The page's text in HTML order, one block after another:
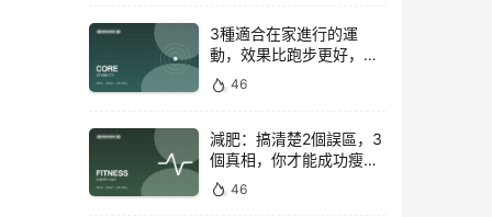
3種適合在家進行的運
動，效果比跑步更好，是
公認的脂肪殺手！
46
減肥：搞清楚2個誤區，3
個真相，你才能成功瘦下
來！46